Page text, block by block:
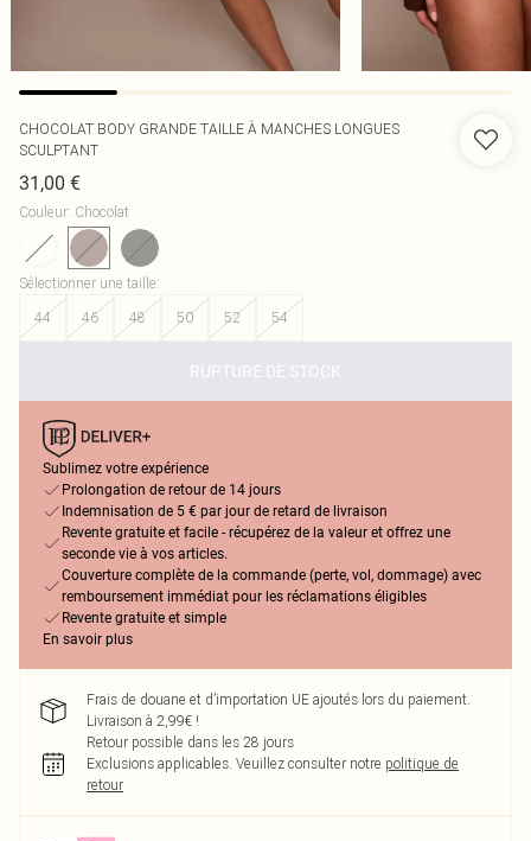
CHOCOLAT BODY GRANDE TAILLE À MANCHES LONGUES
SCULPTANT
31,00 €
Couleur: Chocolat
Sélectionner une taille:
44
46 48 50 52 54
RUPTURE DE STOCK
Sublimez votre expérience
Prolongation de retour de 14 jours
Indemnisation de 5 € par jour de retard de livraison
Revente gratuite et facile - récupérez de la valeur et offrez une
seconde vie à vos articles.
Couverture complète de la commande (perte, vol, dommage) avec
remboursement immédiat pour les réclamations éligibles
Revente gratuite et simple
En savoir plus
Frais de douane et d’importation UE ajoutés lors du paiement.
Livraison à 2,99€ !
Retour possible dans les 28 jours
Exclusions applicables. Veuillez consulter notre politique de
retour